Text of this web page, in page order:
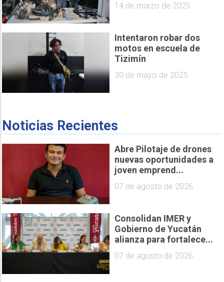
14 de marzo de 2025
Intentaron robar dos
motos en escuela de
Tizimín
30 de mayo de 2025
Noticias Recientes
Abre Pilotaje de drones
nuevas oportunidades a
joven emprend...
07 de agosto de 2026
Consolidan IMER y
Gobierno de Yucatán
alianza para fortalece...
07 de agosto de 2026